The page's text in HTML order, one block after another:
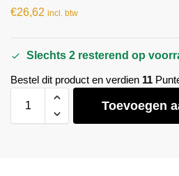
€26,62 incl. btw
Slechts 2 resterend op
Bestel dit product en verdien 11
Toevoegen